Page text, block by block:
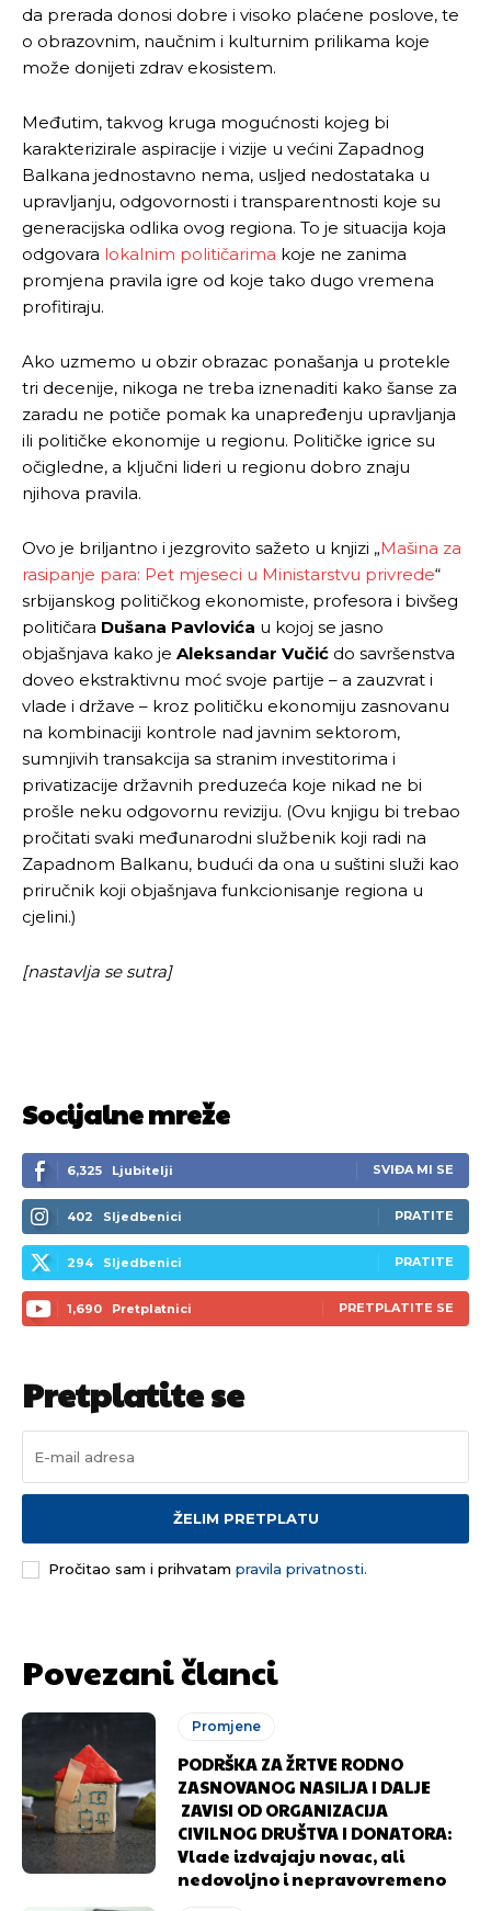
Pusti priču da živi!
Ovim putem želimo da vam se zahvalimo što ste
odlučili da pustite Vašu priču da živi, Redakcija
Objavi.ba
[wpuf_form id=”7463”]
Pusti priču da živi!
Ovim putem želimo da vam se zahvalimo što ste
odlučili da pustite Vašu priču da živi, Redakcija
Objavi.ba
[wpuf_form id=”7463”]
da prerada donosi dobre i visoko plaćene poslove, te
o obrazovnim, naučnim i kulturnim prilikama koje
može donijeti zdrav ekosistem.
Međutim, takvog kruga mogućnosti kojeg bi
karakterizirale aspiracije i vizije u većini Zapadnog
Balkana jednostavno nema, usljed nedostataka u
upravljanju, odgovornosti i transparentnosti koje su
generacijska odlika ovog regiona. To je situacija koja
odgovara lokalnim političarima koje ne zanima
promjena pravila igre od koje tako dugo vremena
profitiraju.
Ako uzmemo u obzir obrazac ponašanja u protekle
tri decenije, nikoga ne treba iznenaditi kako šanse za
zaradu ne potiče pomak ka unapređenju upravljanja
ili političke ekonomije u regionu. Političke igrice su
očigledne, a ključni lideri u regionu dobro znaju
njihova pravila.
Ovo je briljantno i jezgrovito sažeto u knjizi „Mašina za
rasipanje para: Pet mjeseci u Ministarstvu privrede“
srbijanskog političkog ekonomiste, profesora i bivšeg
političara Dušana Pavlovića u kojoj se jasno
objašnjava kako je Aleksandar Vučić do savršenstva
doveo ekstraktivnu moć svoje partije – a zauzvrat i
vlade i države – kroz političku ekonomiju zasnovanu
na kombinaciji kontrole nad javnim sektorom,
sumnjivih transakcija sa stranim investitorima i
privatizacije državnih preduzeća koje nikad ne bi
prošle neku odgovornu reviziju. (Ovu knjigu bi trebao
pročitati svaki međunarodni službenik koji radi na
Zapadnom Balkanu, budući da ona u suštini služi kao
priručnik koji objašnjava funkcionisanje regiona u
cjelini.)
[nastavlja se sutra]
Socijalne mreže
6,325 Ljubitelji SVIĐA MI SE
402 Sljedbenici PRATITE
294 Sljedbenici PRATITE
1,690 Pretplatnici PRETPLATITE SE
Pretplatite se
ŽELIM PRETPLATU
Pročitao sam i prihvatam pravila privatnosti.
Povezani članci
Promjene
PODRŠKA ZA ŽRTVE RODNO
ZASNOVANOG NASILJA I DALJE
ZAVISI OD ORGANIZACIJA
CIVILNOG DRUŠTVA I DONATORA:
Vlade izdvajaju novac, ali
nedovoljno i nepravovremeno